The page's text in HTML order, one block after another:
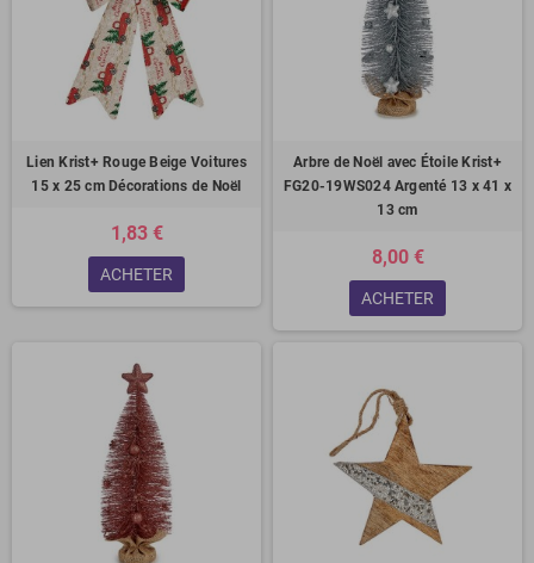
Lien Krist+ Rouge Beige Voitures
15 x 25 cm Décorations de Noël
1,83 €
ACHETER
Arbre de Noël avec Étoile Krist+
FG20-19WS024 Argenté 13 x 41 x
13 cm
8,00 €
ACHETER